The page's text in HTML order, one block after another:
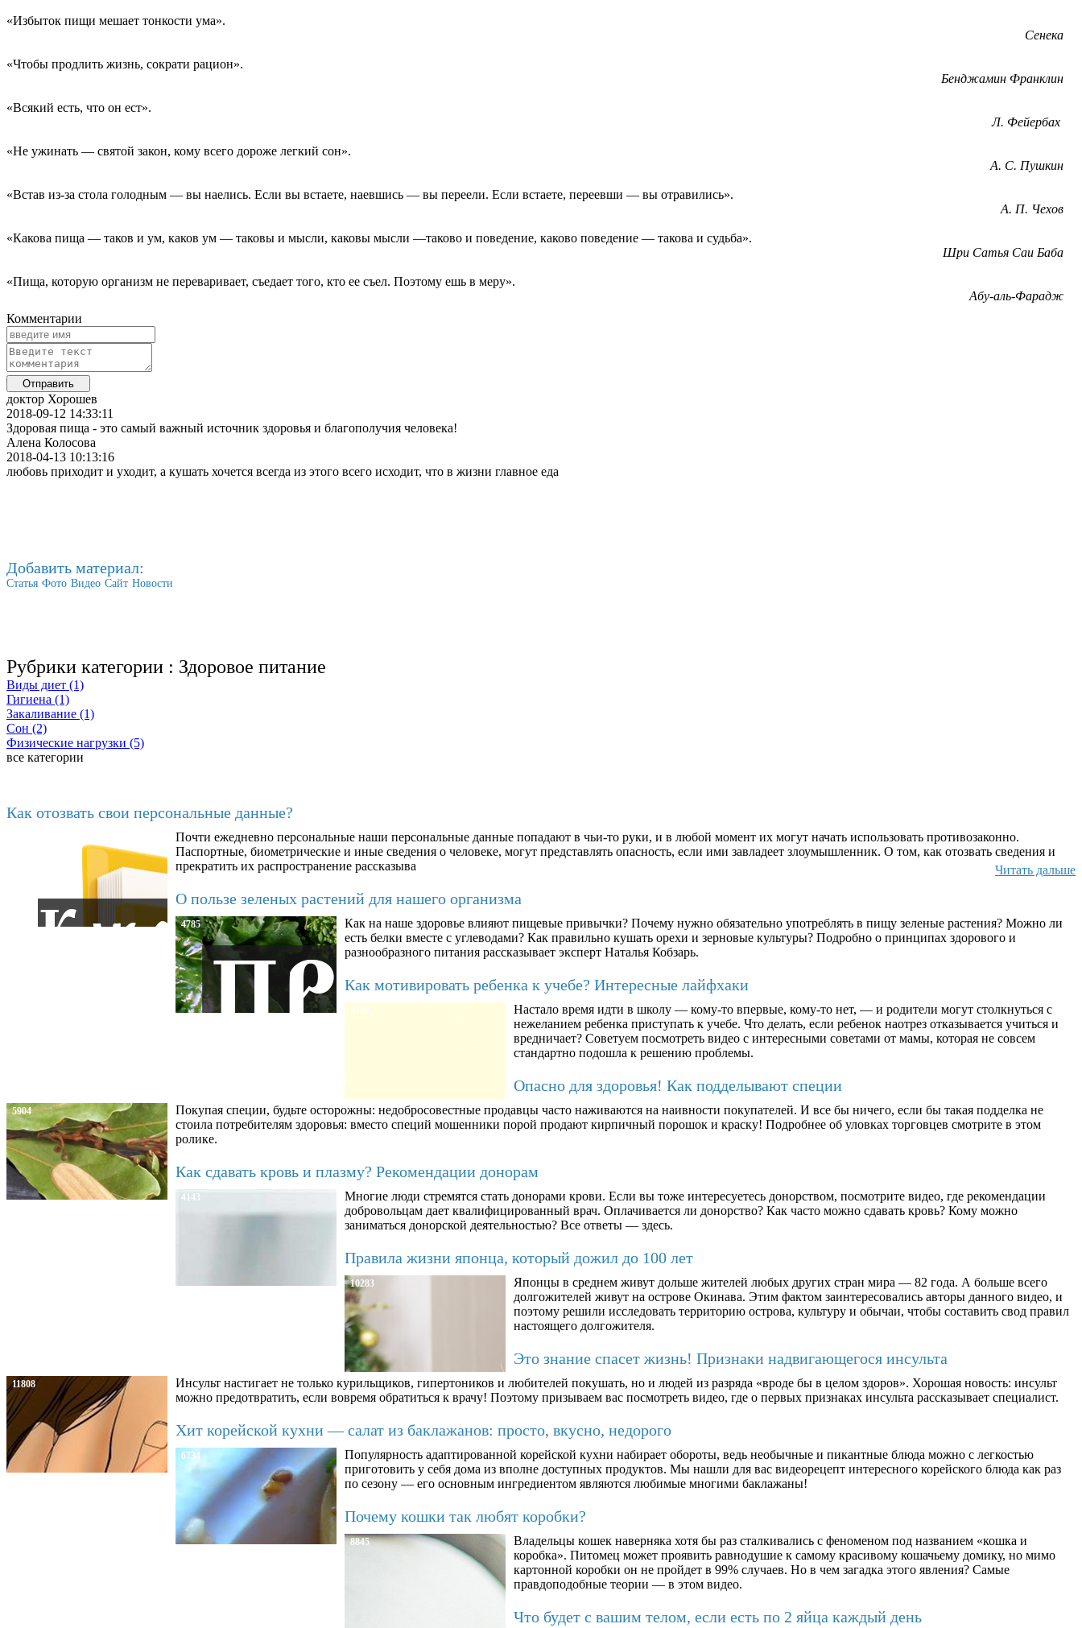
«Избыток пищи мешает тонкости ума».
Сенека
«Чтобы продлить жизнь, сократи рацион».
Бенджамин Франклин
«Всякий есть, что он ест».
Л. Фейербах
«Не ужинать — святой закон, кому всего дороже легкий сон».
А. С. Пушкин
«Встав из-за стола голодным — вы наелись. Если вы встаете, наевшись — вы переели. Если встаете, переевши — вы отравились».
А. П. Чехов
«Какова пища — таков и ум, каков ум — таковы и мысли, каковы мысли —таково и поведение, каково поведение — такова и судьба».
Шри Сатья Саи Баба
«Пища, которую организм не переваривает, съедает того, кто ее съел. Поэтому ешь в меру».
Абу-аль-Фарадж
Комментарии
доктор Хорошев
2018-09-12 14:33:11
Здоровая пища - это самый важный источник здоровья и благополучия человека!
Алена Колосова
2018-04-13 10:13:16
любовь приходит и уходит, а кушать хочется всегда из этого всего исходит, что в жизни главное еда
Добавить материал:
Статья Фото Видео Сайт Новости
Рубрики категории : Здоровое питание
Виды диет (1)
Гигиена (1)
Закаливание (1)
Сон (2)
Физические нагрузки (5)
все категории
Как отозвать свои персональные данные?
Почти ежедневно персональные наши персональные данные попадают в чьи-то руки, и в любой момент их могут начать использовать противозаконно.
Паспортные, биометрические и иные сведения о человеке, могут представлять опасность, если ими завладеет злоумышленник. О том, как отозвать сведения и
прекратить их распространение рассказыва
Читать дальше
О пользе зеленых растений для нашего организма
4785
Как на наше здоровье влияют пищевые привычки? Почему нужно обязательно употреблять в пищу зеленые растения? Можно ли
есть белки вместе с углеводами? Как правильно кушать орехи и зерновые культуры? Подробно о принципах здорового и
разнообразного питания рассказывает эксперт Наталья Кобзарь.
Как мотивировать ребенка к учебе? Интересные лайфхаки
8780
Настало время идти в школу — кому-то впервые, кому-то нет, — и родители могут столкнуться с
нежеланием ребенка приступать к учебе. Что делать, если ребенок наотрез отказывается учиться и
вредничает? Советуем посмотреть видео с интересными советами от мамы, которая не совсем
стандартно подошла к решению проблемы.
Опасно для здоровья! Как подделывают специи
5904
Покупая специи, будьте осторожны: недобросовестные продавцы часто наживаются на наивности покупателей. И все бы ничего, если бы такая подделка не
стоила потребителям здоровья: вместо специй мошенники порой продают кирпичный порошок и краску! Подробнее об уловках торговцев смотрите в этом
ролике.
Как сдавать кровь и плазму? Рекомендации донорам
4143
Многие люди стремятся стать донорами крови. Если вы тоже интересуетесь донорством, посмотрите видео, где рекомендации
добровольцам дает квалифицированный врач. Оплачивается ли донорство? Как часто можно сдавать кровь? Кому можно
заниматься донорской деятельностью? Все ответы — здесь.
Правила жизни японца, который дожил до 100 лет
10283
Японцы в среднем живут дольше жителей любых других стран мира — 82 года. А больше всего
долгожителей живут на острове Окинава. Этим фактом заинтересовались авторы данного видео, и
поэтому решили исследовать территорию острова, культуру и обычаи, чтобы составить свод правил
настоящего долгожителя.
Это знание спасет жизнь! Признаки надвигающегося инсульта
11808
Инсульт настигает не только курильщиков, гипертоников и любителей покушать, но и людей из разряда «вроде бы в целом здоров». Хорошая новость: инсульт
можно предотвратить, если вовремя обратиться к врачу! Поэтому призываем вас посмотреть видео, где о первых признаках инсульта рассказывает специалист.
Хит корейской кухни — салат из баклажанов: просто, вкусно, недорого
6734
Популярность адаптированной корейской кухни набирает обороты, ведь необычные и пикантные блюда можно с легкостью
приготовить у себя дома из вполне доступных продуктов. Мы нашли для вас видеорецепт интересного корейского блюда как раз
по сезону — его основным ингредиентом являются любимые многими баклажаны!
Почему кошки так любят коробки?
8845
Владельцы кошек наверняка хотя бы раз сталкивались с феноменом под названием «кошка и
коробка». Питомец может проявить равнодушие к самому красивому кошачьему домику, но мимо
картонной коробки он не пройдет в 99% случаев. Но в чем загадка этого явления? Самые
правдоподобные теории — в этом видео.
Что будет с вашим телом, если есть по 2 яйца каждый день